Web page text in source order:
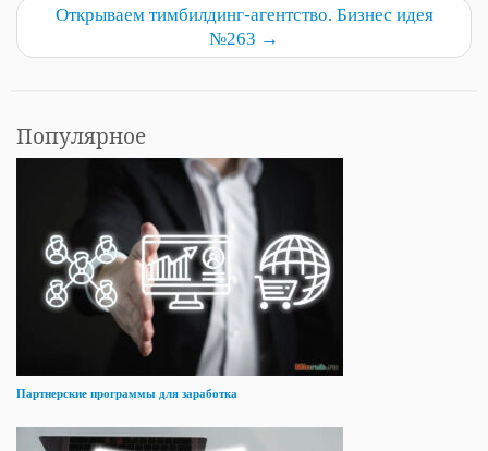
Открываем тимбилдинг-агентство. Бизнес идея
№263 →
Популярное
Партнерские программы для заработка